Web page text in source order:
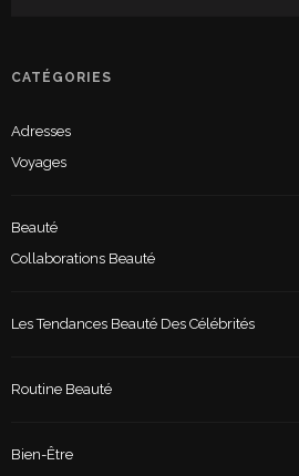
CATÉGORIES
Adresses
Voyages
Beauté
Collaborations Beauté
Les Tendances Beauté Des Célébrités
Routine Beauté
Bien-Être